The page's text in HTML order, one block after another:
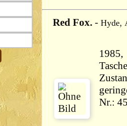
Red Fox. - Hyde,
1985,
Nr.: